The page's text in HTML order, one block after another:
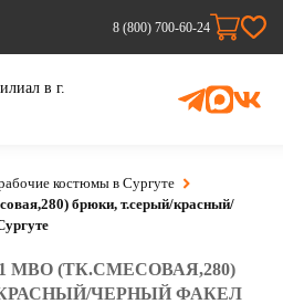
8 (800) 700-60-24
костюмы в Сургуте
брюки, т.серый/красный/
(ТК.СМЕСОВАЯ,280)
ЧЕРНЫЙ ФАКЕЛ